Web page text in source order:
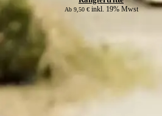
Ab 9,50 € inkl. 19% Mwst